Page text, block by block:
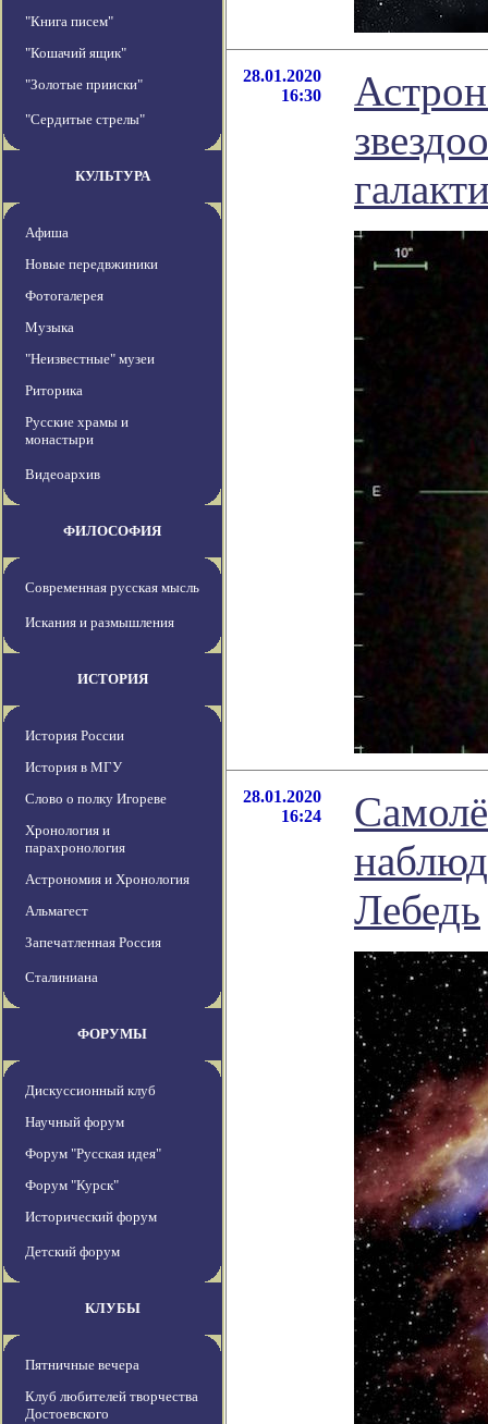
"Книга писем"
"Кошачий ящик"
"Золотые прииски"
"Сердитые стрелы"
КУЛЬТУРА
Афиша
Новые передвжиники
Фотогалерея
Музыка
"Неизвестные" музеи
Риторика
Русские храмы и
монастыри
Видеоархив
ФИЛОСОФИЯ
Современная русская мысль
Искания и размышления
ИСТОРИЯ
История России
История в МГУ
Слово о полку Игореве
Хронология и
парахронология
Астрономия и Хронология
Альмагест
Запечатленная Россия
Сталиниана
ФОРУМЫ
Дискуссионный клуб
Научный форум
Форум "Русская идея"
Форум "Курск"
Исторический форум
Детский форум
КЛУБЫ
Пятничные вечера
Клуб любителей творчества
Достоевского
28.01.2020
16:30
28.01.2020
16:24
Лебедь